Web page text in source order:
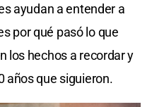
ayudan a entender a
por qué pasó lo que
los hechos a recordar y
años que siguieron.